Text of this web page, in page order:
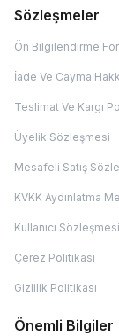
Sözleşmeler
Ön Bilgilendirme
İade Ve Cayma
Teslimat Ve Kargı
Üyelik Sözleşmesi
Mesafeli Satış
KVKK Aydınlatma
Kullanıcı Sözleşmesi
Çerez Politikası
Gizlilik Politikası
Önemli Bilgiler